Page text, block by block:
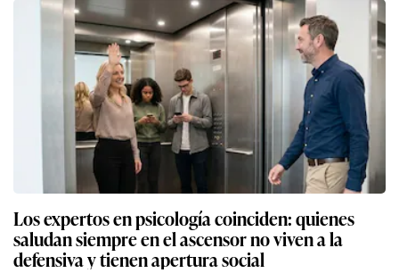
Los expertos en psicología coinciden: quienes
saludan siempre en el ascensor no viven a la
defensiva y tienen apertura social